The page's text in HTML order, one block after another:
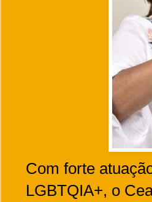
Com forte
LGBTQIA+, o